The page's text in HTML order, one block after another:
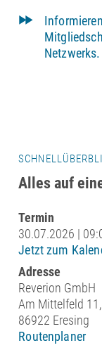
Netzwerks.
Alles auf
Termin
30.07.2026 |
Jetzt zum
Adresse
Reverion GmbH
Am Mittelfeld 11,
86922 Eresing
Routenplaner